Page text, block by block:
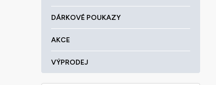
DÁRKOVÉ POUKAZY
AKCE
VÝPRODEJ